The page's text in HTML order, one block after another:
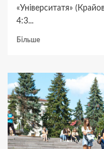
«Університатя»
4:3...
БільшеДокладніше
«Полісся»
програли
«Університаті»
у
контрольному
матчі